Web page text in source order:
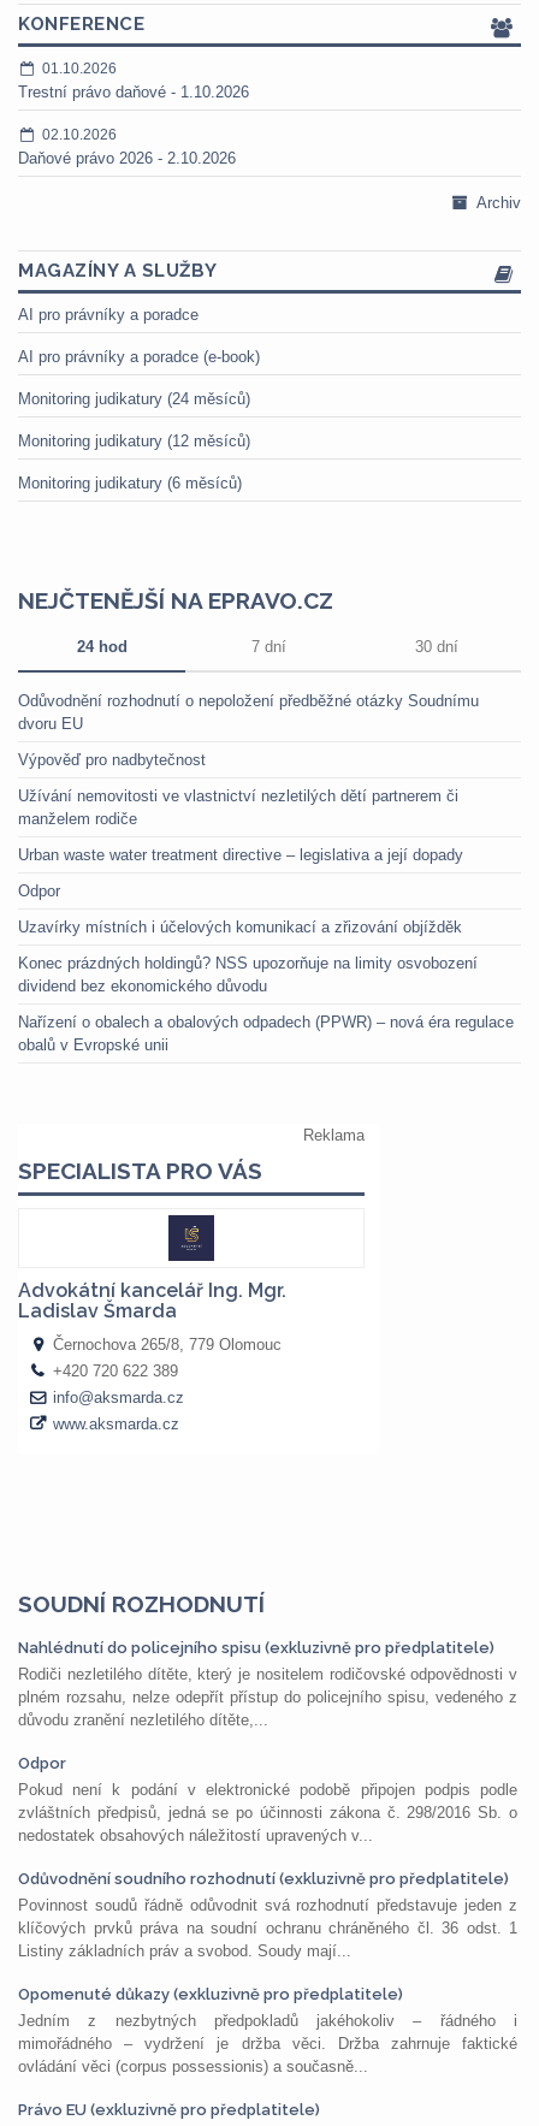
KONFERENCE
01.10.2026
Trestní právo daňové - 1.10.2026
02.10.2026
Daňové právo 2026 - 2.10.2026
Archiv
MAGAZÍNY A SLUŽBY
AI pro právníky a poradce
AI pro právníky a poradce (e-book)
Monitoring judikatury (24 měsíců)
Monitoring judikatury (12 měsíců)
Monitoring judikatury (6 měsíců)
NEJČTENĚJŠÍ NA EPRAVO.CZ
24 hod 7 dní 30 dní
Odůvodnění rozhodnutí o nepoložení předběžné otázky Soudnímu
dvoru EU
Výpověď pro nadbytečnost
Užívání nemovitosti ve vlastnictví nezletilých dětí partnerem či
manželem rodiče
Urban waste water treatment directive – legislativa a její dopady
Odpor
Uzavírky místních i účelových komunikací a zřizování objížděk
Konec prázdných holdingů? NSS upozorňuje na limity osvobození
dividend bez ekonomického důvodu
Nařízení o obalech a obalových odpadech (PPWR) – nová éra regulace
obalů v Evropské unii
SOUDNÍ ROZHODNUTÍ
Nahlédnutí do policejního spisu (exkluzivně pro předplatitele)
Rodiči nezletilého dítěte, který je nositelem rodičovské odpovědnosti v
plném rozsahu, nelze odepřít přístup do policejního spisu, vedeného z
důvodu zranění nezletilého dítěte,...
Odpor
Pokud není k podání v elektronické podobě připojen podpis podle
zvláštních předpisů, jedná se po účinnosti zákona č. 298/2016 Sb. o
nedostatek obsahových náležitostí upravených v...
Odůvodnění soudního rozhodnutí (exkluzivně pro předplatitele)
Povinnost soudů řádně odůvodnit svá rozhodnutí představuje jeden z
klíčových prvků práva na soudní ochranu chráněného čl. 36 odst. 1
Listiny základních práv a svobod. Soudy mají...
Opomenuté důkazy (exkluzivně pro předplatitele)
Jedním z nezbytných předpokladů jakéhokoliv – řádného i
mimořádného – vydržení je držba věci. Držba zahrnuje faktické
ovládání věci (corpus possessionis) a současně...
Právo EU (exkluzivně pro předplatitele)